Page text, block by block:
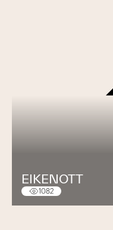
EIKENOTT
1082